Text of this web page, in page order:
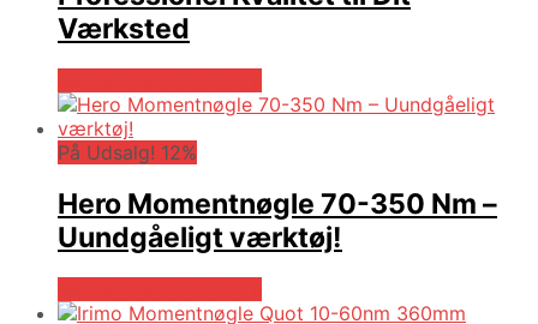
Værksted
På Udsalg! 12%
Hero Momentnøgle 70-350 Nm –
Uundgåeligt værktøj!